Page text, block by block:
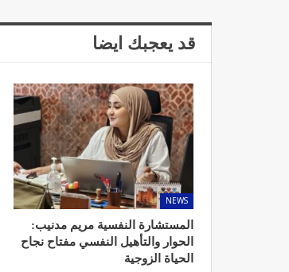
قد يعجبك ايضا
NEWS
المستشارة النفسية مريم مدنيب:
الحوار والتأهيل النفسي مفتاح نجاح
الحياة الزوجية